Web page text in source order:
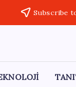
Subscribe